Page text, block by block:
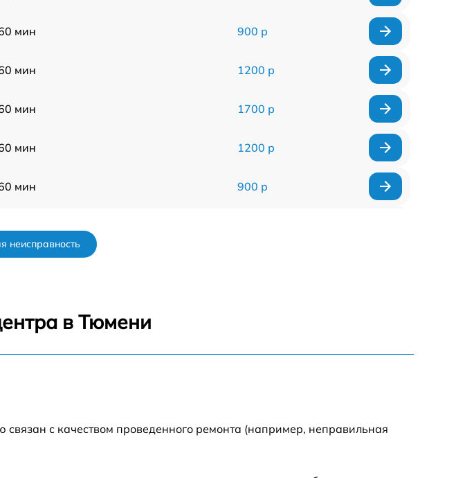
мин 900 р
мин 1200 р
мин 1700 р
мин 1200 р
мин 900 р
неисправность
в Тюмени
с качеством проведенного ремонта (например, неправильная